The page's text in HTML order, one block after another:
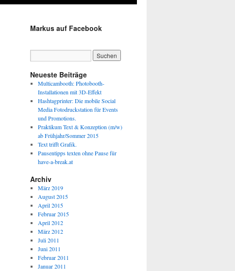
Markus auf Facebook
Neueste Beiträge
Multicambooth: Photobooth-
Installationen mit 3D-Effekt
Hashtagprinter: Die mobile Social
Media Fotodruckstation für Events
und Promotions.
Praktikum Text & Konzeption (m/w)
ab Frühjahr/Sommer 2015
Text trifft Grafik.
Pausentipps texten ohne Pause für
have-a-break.at
Archiv
März 2019
August 2015
April 2015
Februar 2015
April 2012
März 2012
Juli 2011
Juni 2011
Februar 2011
Januar 2011